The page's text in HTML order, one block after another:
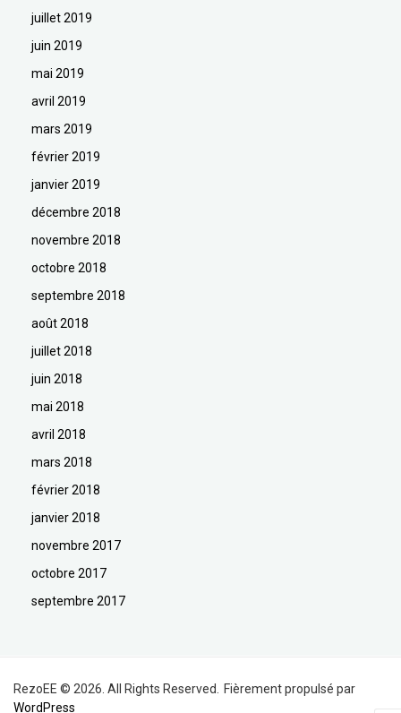
juillet 2019
juin 2019
mai 2019
avril 2019
mars 2019
février 2019
janvier 2019
décembre 2018
novembre 2018
octobre 2018
septembre 2018
août 2018
juillet 2018
juin 2018
mai 2018
avril 2018
mars 2018
février 2018
janvier 2018
novembre 2017
octobre 2017
septembre 2017
RezoEE © 2026. All Rights Reserved.
Fièrement propulsé par
WordPress